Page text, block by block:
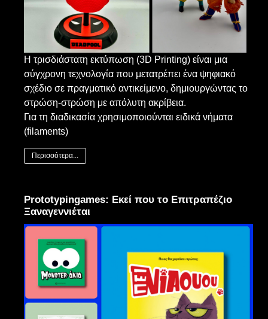
Η τρισδιάστατη εκτύπωση (3D Printing) είναι μια
σύγχρονη τεχνολογία που μετατρέπει ένα ψηφιακό
σχέδιο σε πραγματικό αντικείμενο, δημιουργώντας το
στρώση-στρώση με απόλυτη ακρίβεια.
Για τη διαδικασία χρησιμοποιούνται ειδικά νήματα
(filaments)
Περισσότερα...
Prototypingames: Εκεί που το Επιτραπέζιο
Ξαναγεννιέται